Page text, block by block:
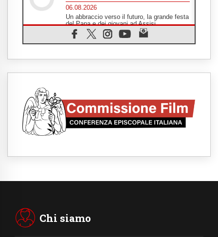
06.08.2026
Un abbraccio verso il futuro, la grande festa
del Papa e dei giovani ad Assisi
06.08.2026
Il grazie dei giovani al Papa: "Oggi ci
Leone XIV: la rivoluzione del Vangelo
06.08.2026
Fra Marco Vianelli: alla scuola di san
Francesco per imparare il Vangelo della
pace
Chi siamo